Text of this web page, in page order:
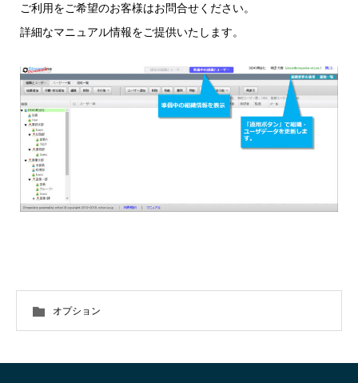
ご利用をご希望のお客様はお問合せください。
詳細なマニュアル情報をご提供いたします。
オプション